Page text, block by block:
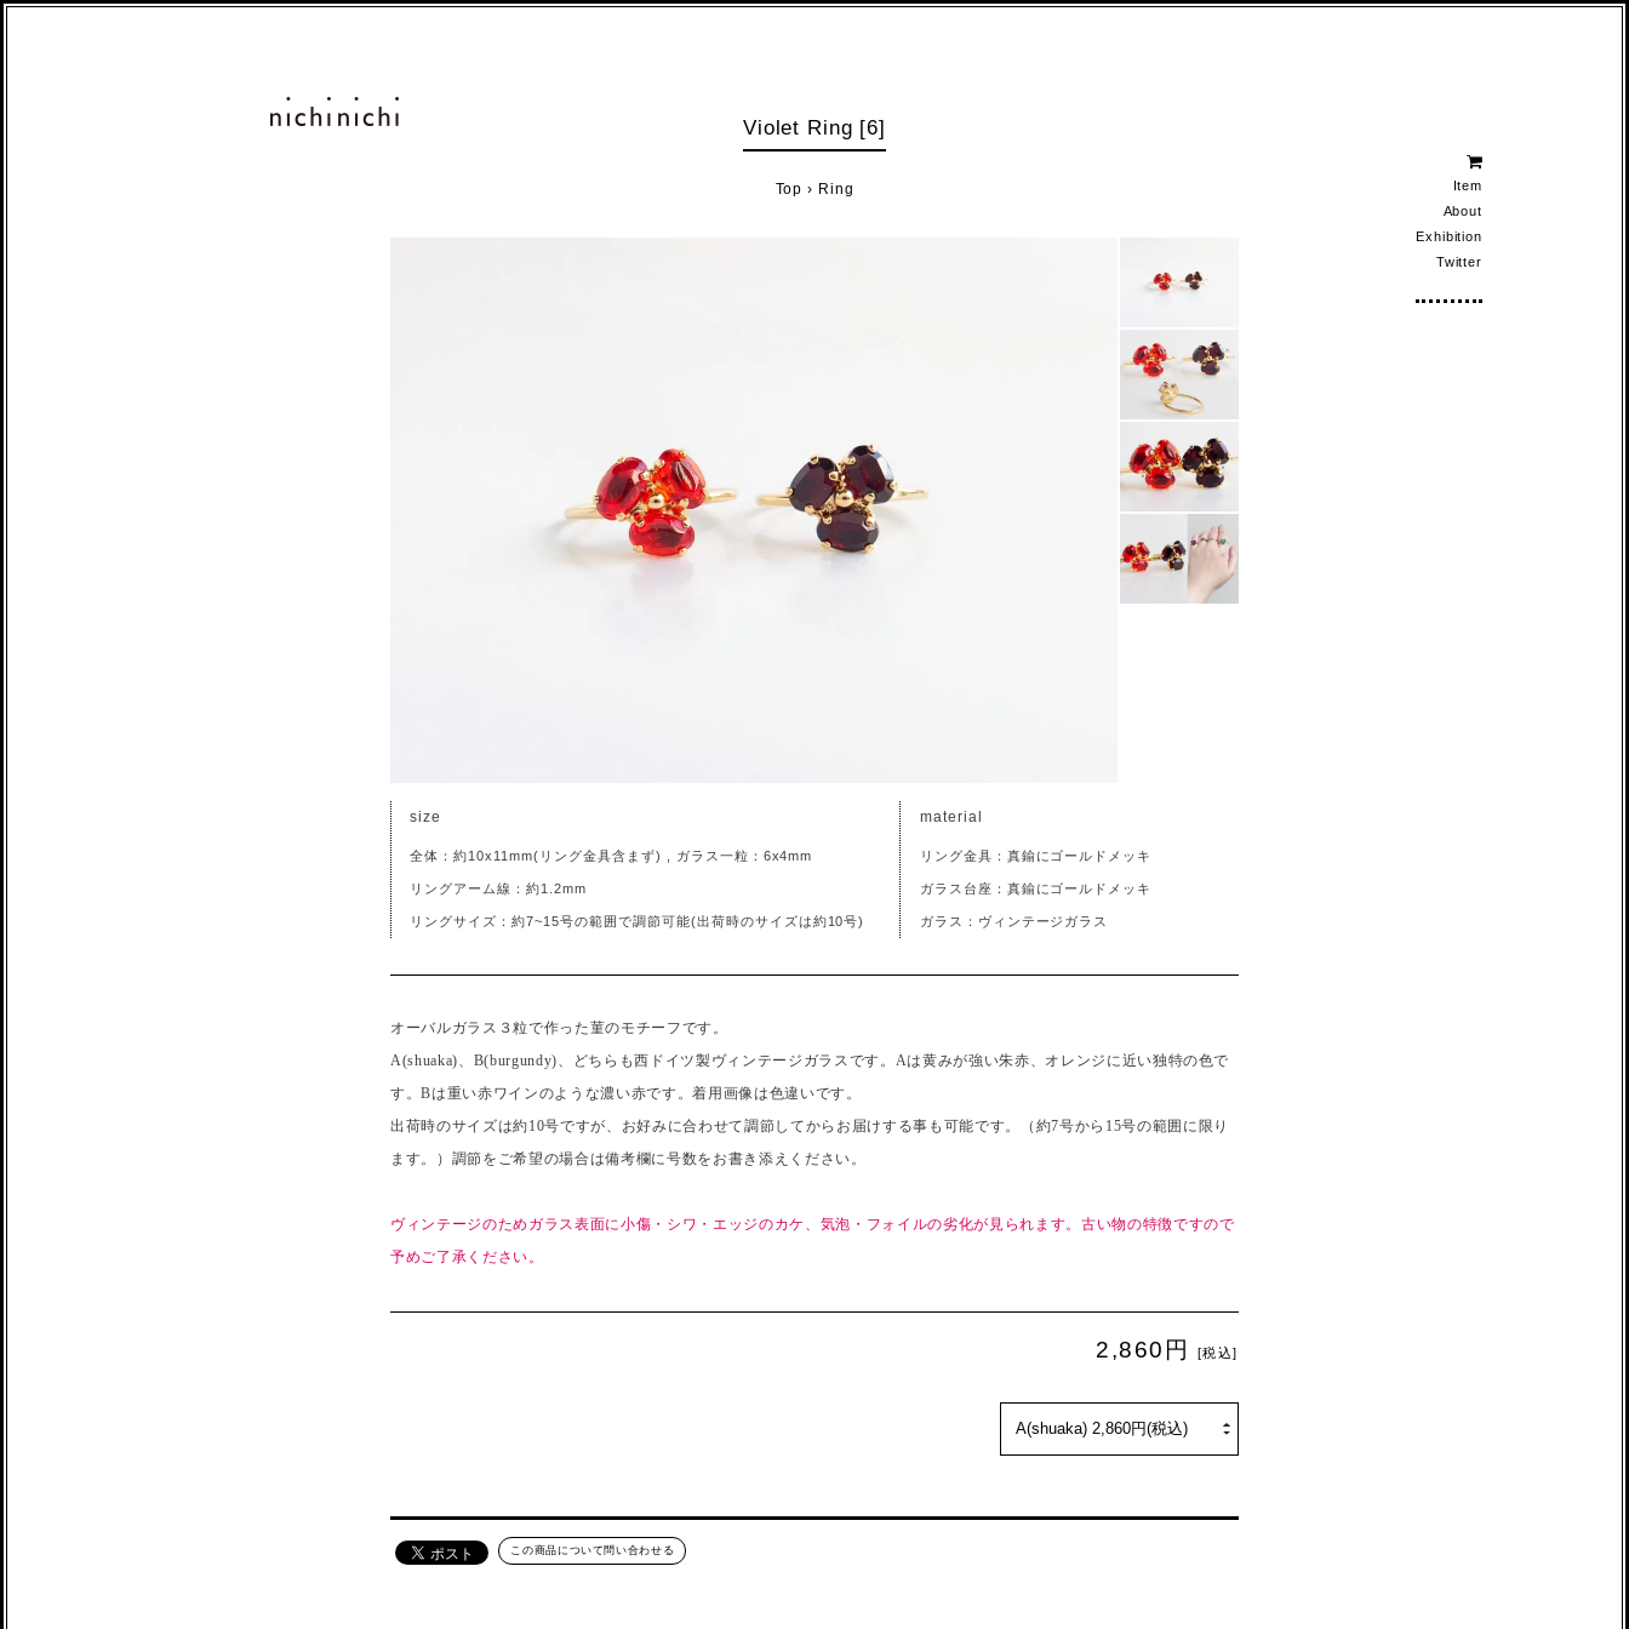
Item
About
Exhibition
Twitter
Violet Ring [6]
Top › Ring
size
全体：約10x11mm(リング金具含まず) , ガラス一粒：6x4mm
リングアーム線：約1.2mm
リングサイズ：約7~15号の範囲で調節可能(出荷時のサイズは約10号)
material
リング金具：真鍮にゴールドメッキ
ガラス台座：真鍮にゴールドメッキ
ガラス：ヴィンテージガラス
オーバルガラス３粒で作った菫のモチーフです。
A(shuaka)、B(burgundy)、どちらも西ドイツ製ヴィンテージガラスです。Aは黄みが強い朱赤、オレンジに近い独特の色で
す。Bは重い赤ワインのような濃い赤です。着用画像は色違いです。
出荷時のサイズは約10号ですが、お好みに合わせて調節してからお届けする事も可能です。（約7号から15号の範囲に限り
ます。）調節をご希望の場合は備考欄に号数をお書き添えください。
ヴィンテージのためガラス表面に小傷・シワ・エッジのカケ、気泡・フォイルの劣化が見られます。古い物の特徴ですので
予めご了承ください。
2,860円 [税込]
この商品について問い合わせる